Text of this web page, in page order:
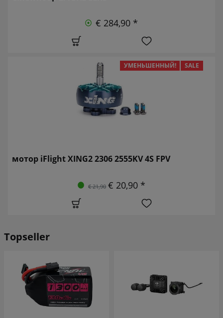
€ 284,90 *
УМЕНЬШЕННЫЙ! SALE
мотор iFlight XING2 2306 2555KV 4S FPV
€ 21,90 € 20,90 *
Topseller